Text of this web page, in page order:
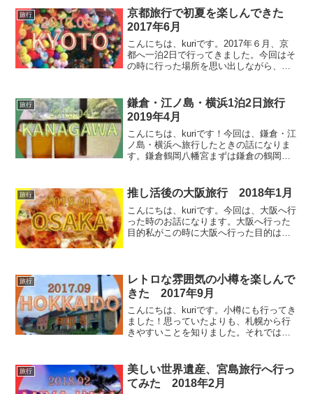
旅行
京都旅行で初夏を楽しんできた
2017年6月
こんにちは、kuriです。2017年６月、京
都へ一泊2日で行ってきました。今回はそ
の時に行った場所を思い出しながら、思
リア八坂唐申堂まずはこちら！カラフル
なくくり猿の...
旅行
鎌倉・江ノ島・横浜1泊2日旅行
2019年4月
こんにちは、kuriです！今回は、鎌倉・江
ノ島・横浜へ旅行したときの話になりま
す。鎌倉鶴岡八幡宮まずは鎌倉の鶴岡八
す。こちらの参道は、由比ヶ浜から約２
kmも続いているんだ...
旅行 推し活後の大阪旅行 2018年1月
こんにちは、kuriです。今回は、大阪へ行
った時のお話になります。大阪へ行った
目的私がこの時に大阪へ行った目的は、
少し観光しました。...
旅行
レトロな雰囲気の小樽を楽しんで
きた 2017年9月
こんにちは、kuriです。小樽にも行ってき
ました！思っていたよりも、札幌から行
きやすいことを知りました。それでは、
ルゴール堂」へ行きました。レトロな雰
囲気の建物でした。...
旅行
美しい世界遺産、宮島旅行へ行っ
てみた 2018年2月